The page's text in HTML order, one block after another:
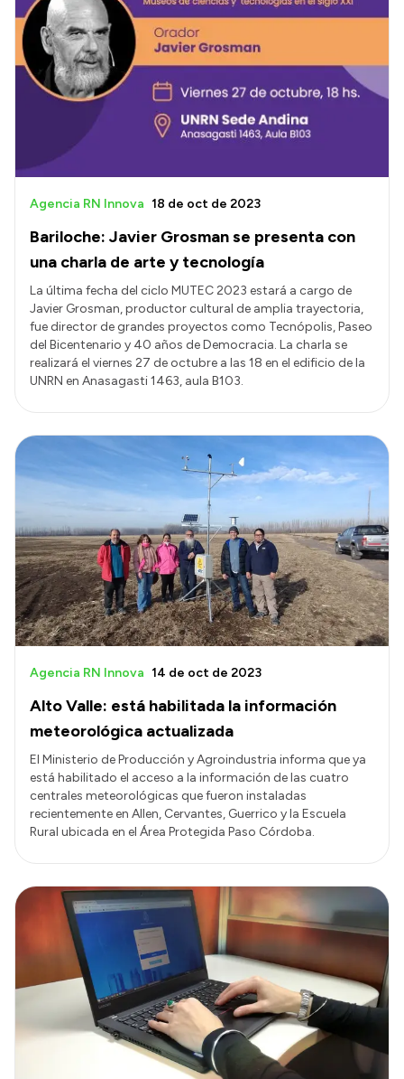
Bariloche: Javier Grosman se presenta con
una charla de arte y tecnología
Agencia RN Innova 18 de oct de 2023
La última fecha del ciclo MUTEC 2023 estará a cargo de
Javier Grosman, productor cultural de amplia trayectoria,
fue director de grandes proyectos como Tecnópolis, Paseo
del Bicentenario y 40 años de Democracia. La charla se
realizará el viernes 27 de octubre a las 18 en el edificio de la
UNRN en Anasagasti 1463, aula B103.
Alto Valle: está habilitada la información
meteorológica actualizada
Agencia RN Innova 14 de oct de 2023
El Ministerio de Producción y Agroindustria informa que ya
está habilitado el acceso a la información de las cuatro
centrales meteorológicas que fueron instaladas
recientemente en Allen, Cervantes, Guerrico y la Escuela
Rural ubicada en el Área Protegida Paso Córdoba.